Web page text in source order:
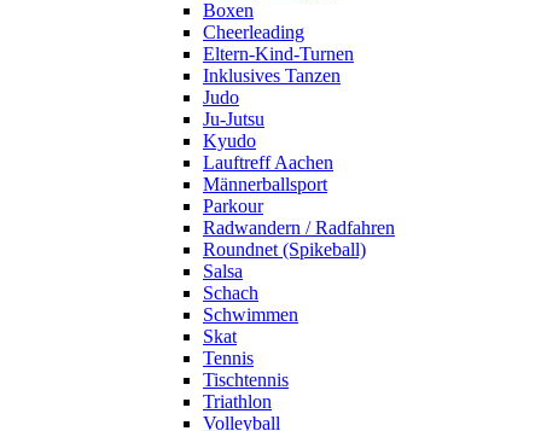
Boxen
Cheerleading
Eltern-Kind-Turnen
Inklusives Tanzen
Judo
Ju-Jutsu
Kyudo
Lauftreff Aachen
Männerballsport
Parkour
Radwandern / Radfahren
Roundnet (Spikeball)
Salsa
Schach
Schwimmen
Skat
Tennis
Tischtennis
Triathlon
Volleyball